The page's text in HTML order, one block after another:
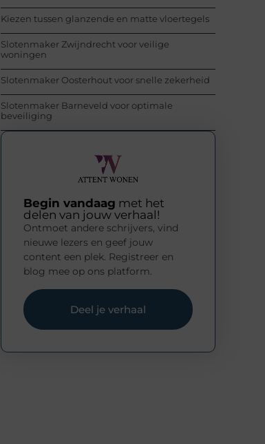
Kiezen tussen glanzende en matte vloertegels
Slotenmaker Zwijndrecht voor veilige
woningen
Slotenmaker Oosterhout voor snelle zekerheid
Slotenmaker Barneveld voor optimale
beveiliging
Begin vandaag met het
delen van jouw verhaal!
Ontmoet andere schrijvers, vind
nieuwe lezers en geef jouw
content een plek. Registreer en
blog mee op ons platform.
Deel je verhaal